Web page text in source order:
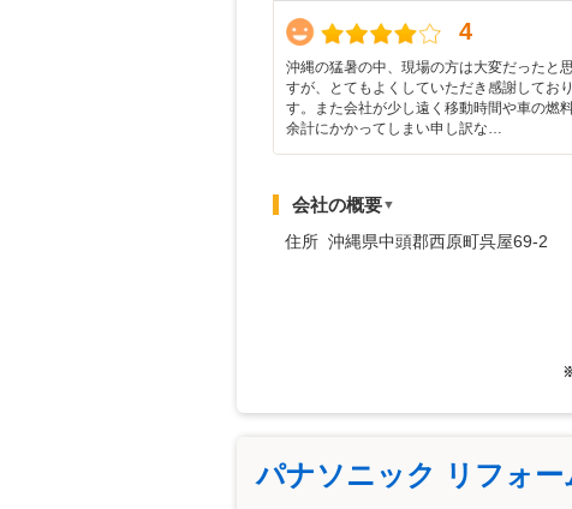
4
沖縄の猛暑の中、現場の方は大変だったと
すが、とてもよくしていただき感謝してお
す。また会社が少し遠く移動時間や車の燃
余計にかかってしまい申し訳な…
会社の概要▼
住所 沖縄県中頭郡西原町呉屋69-2
パナソニック リフォー